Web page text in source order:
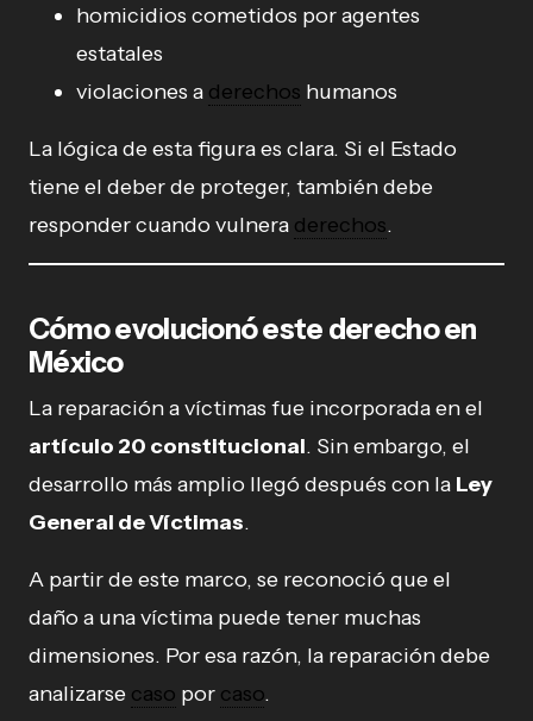
homicidios cometidos por agentes
estatales
violaciones a derechos humanos
La lógica de esta figura es clara. Si el Estado
tiene el deber de proteger, también debe
responder cuando vulnera derechos.
Cómo evolucionó este derecho en
México
La reparación a víctimas fue incorporada en el
artículo 20 constitucional. Sin embargo, el
desarrollo más amplio llegó después con la Ley
General de Víctimas.
A partir de este marco, se reconoció que el
daño a una víctima puede tener muchas
dimensiones. Por esa razón, la reparación debe
analizarse caso por caso.